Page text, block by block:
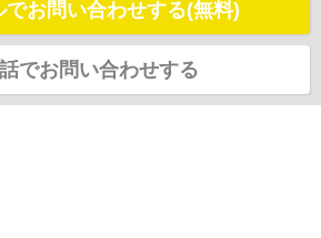
でお問い合わせする(無料)
でお問い合わせする